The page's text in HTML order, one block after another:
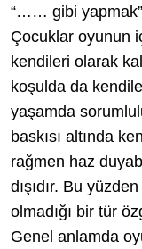
“…… gibi yapmak”
Çocuklar oyunun
kendileri olarak
koşulda da
yaşamda
baskısı altında
rağmen haz
dışıdır. Bu
olmadığı bir tür
Genel anlamda